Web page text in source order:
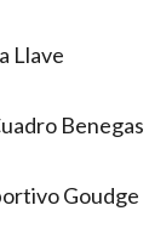
Llave
Benegas
Goudge